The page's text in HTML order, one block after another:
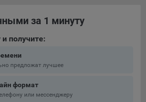
Данные файлы cookie
сайтов, например, для хранения
в том числе имени
языка, и для предотвращения
условия работы
за 1 минуту
и получите:
предложат лучшее
формат
или мессенджеру